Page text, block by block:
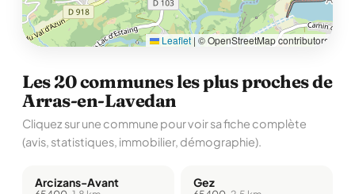
Leaflet | © OpenStreetMap contributors
Les 20 communes les plus proches de
Arras-en-Lavedan
Cliquez sur une commune pour voir sa fiche complète
(avis, statistiques, immobilier, démographie).
Arcizans-Avant Gez